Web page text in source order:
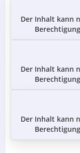
Der Inhalt kann
Der Inhalt kann
Der Inhalt kann